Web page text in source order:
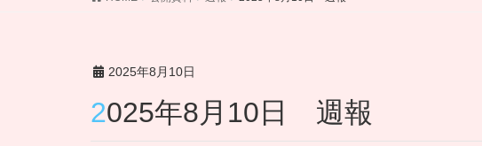
2025年8月10日
2025年8月10日 週報